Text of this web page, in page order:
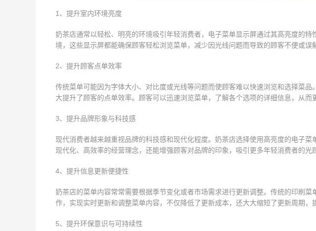
1、提升室内环境亮度
奶茶店通常以轻松、明亮的环境吸引年轻消费者，电子菜单显示屏通过其高亮度的
境，这些显示屏都能确保顾客轻松浏览菜单，减少因光线问题而导致的顾客不便或误
2、提升顾客点单效率
传统菜单可能因为字体大小、对比度或光线等问题而使顾客难以快速浏览和选择菜
大提升了顾客的点单效率。顾客可以迅速浏览菜单，了解各个选项的详细信息，从而
3、提升品牌形象与科技感
现代消费者越来越重视品牌的科技感和现代化程度。奶茶店选择使用高亮度的电子
现代化、高效率的经营理念，还能增强顾客对品牌的印象，吸引更多年轻消费者的光
4、提升信息更新便捷性
奶茶店的菜单内容常常需要根据季节变化或者市场需求进行更新调整。传统的印刷
作，实现实时更新和调整菜单内容，不仅降低了更新成本，还大大缩短了更新周期，
5、提升环保意识与可持续性